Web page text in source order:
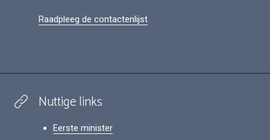
Raadpleeg de contactenlijst
Nuttige links
Eerste minister